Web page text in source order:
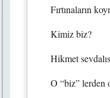
Fırtınaların
Kimiz biz?
Hikmet
O “biz” lerden